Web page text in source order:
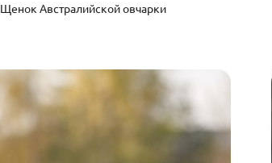
Щенок Австралийской овчарки